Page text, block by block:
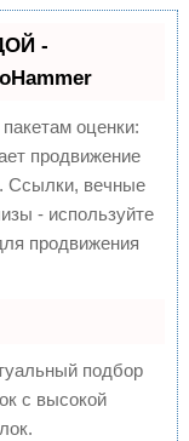
-
оценки:
продвижение
Ссылки, вечные
- используйте
продвижения
подбор
с высокой